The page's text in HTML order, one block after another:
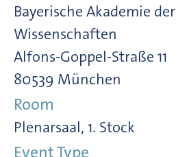
Bayerische Akademie der
Wissenschaften
Alfons-Goppel-Straße 11
80539 München
Room
Plenarsaal, 1. Stock
Event Type